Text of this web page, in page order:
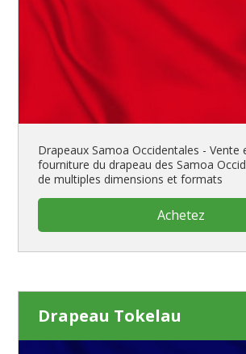
Drapeaux Samoa Occidentales - Vente
fourniture du drapeau des Samoa
de multiples dimensions et formats
Achetez
Drapeau Tokelau